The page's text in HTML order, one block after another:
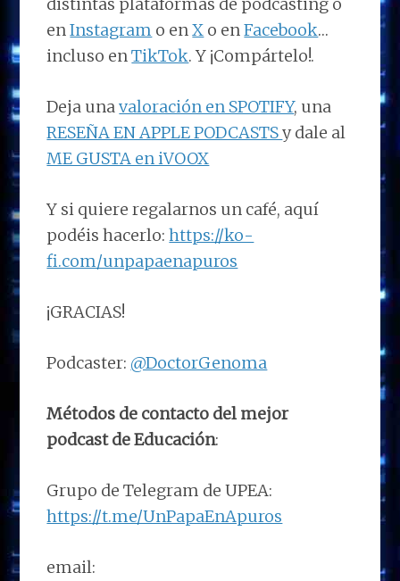
enInstagram o enX o enFacebook…
incluso enTikTok. Y ¡Compártelo!.
Deja unavaloración en SPOTIFY, una
RESEÑA EN APPLE PODCASTSy dale al
ME GUSTA en iVOOX
Y si quiere regalarnos un café, aquí
podéis hacerlo:https://ko-
fi.com/unpapaenapuros
¡GRACIAS!
Podcaster: @DoctorGenoma
Métodos de contacto del mejor
podcast de Educación:
Grupo de Telegram de UPEA:
https://t.me/UnPapaEnApuros
email: